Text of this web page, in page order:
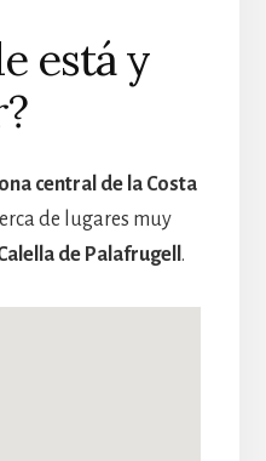
está y
central de la Costa
de lugares muy
de Palafrugell .